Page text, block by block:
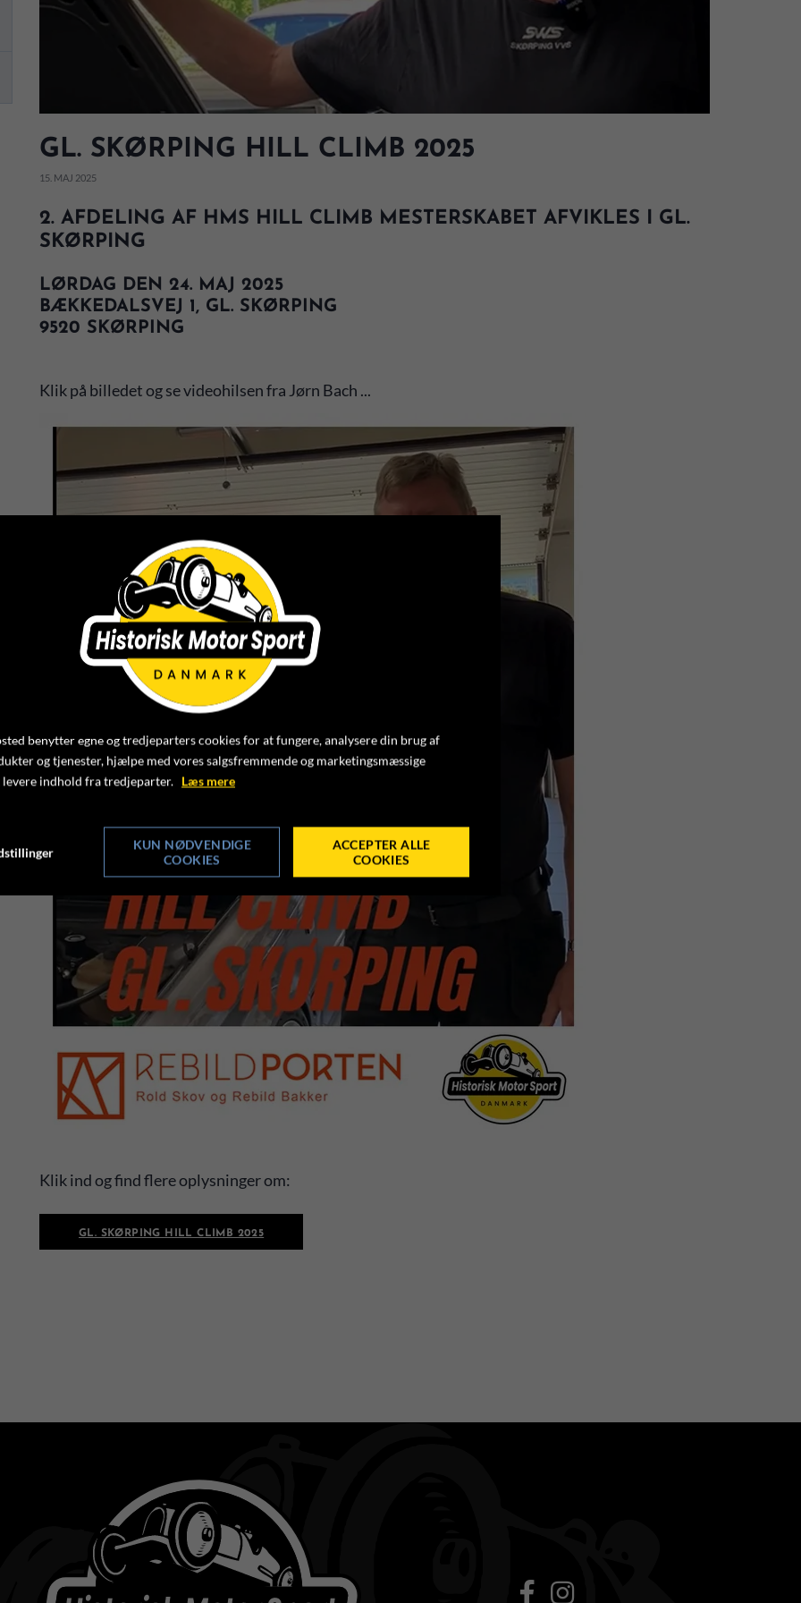
GL. SKØRPING HILL CLIMB 2025
15. MAJ 2025
2. AFDELING AF HMS HILL CLIMB MESTERSKABET AFVIKLES I GL.
SKØRPING
LØRDAG DEN 24. MAJ 2025
BÆKKEDALSVEJ 1, GL. SKØRPING
9520 SKØRPING
Klik på billedet og se videohilsen fra Jørn Bach ...
Klik ind og find flere oplysninger om:
GL. SKØRPING HILL CLIMB 2025
benytter egne og tredjeparters cookies for at fungere, analysere din brug af
og tjenester, hjælpe med vores salgsfremmende og marketingsmæssige
levere indhold fra tredjeparter. Læs mere
KUN NØDVENDIGE
COOKIES
ACCEPTER ALLE
COOKIES